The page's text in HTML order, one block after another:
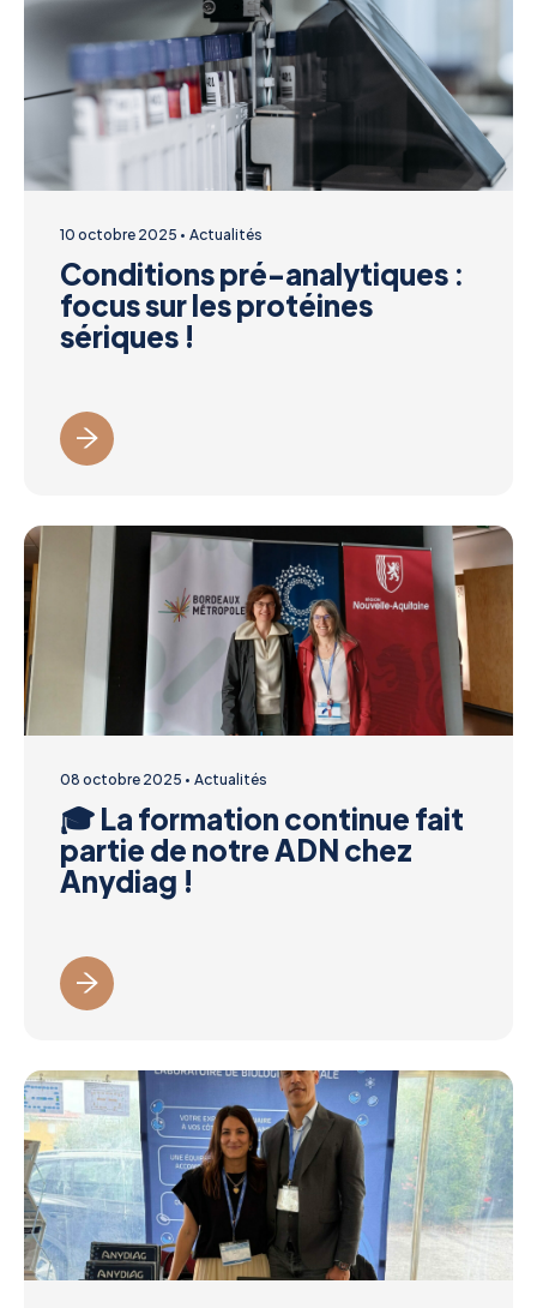
10 octobre 2025 Actualités
Conditions pré-analytiques :
focus sur les protéines
sériques !
08 octobre 2025 Actualités
🎓 La formation continue fait
partie de notre ADN chez
Anydiag !